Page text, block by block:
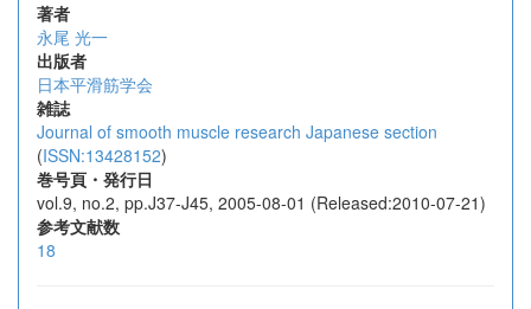
著者
永尾 光一
出版者
日本平滑筋学会
雑誌
Journal of smooth muscle research Japanese section
(ISSN:13428152)
巻号頁・発行日
vol.9, no.2, pp.J37-J45, 2005-08-01 (Released:2010-07-21)
参考文献数
18